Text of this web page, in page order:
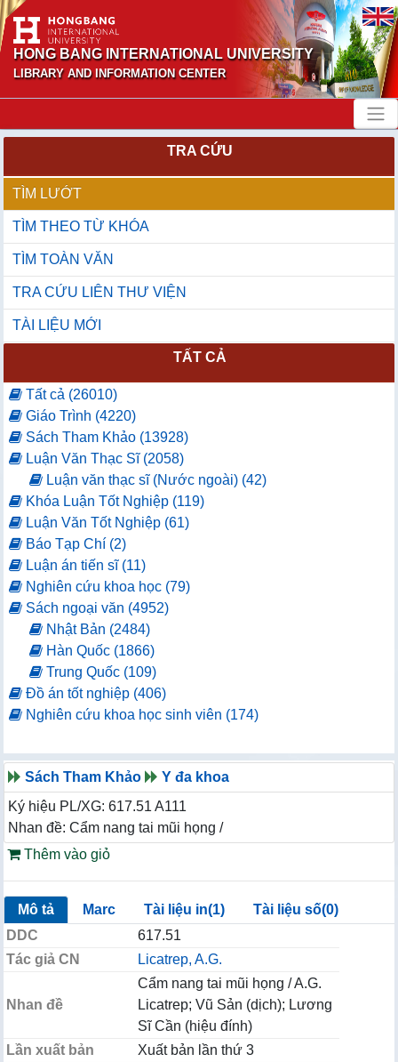
HONG BANG INTERNATIONAL UNIVERSITY
LIBRARY AND INFORMATION CENTER
TRA CỨU
TÌM LƯỚT
TÌM THEO TỪ KHÓA
TÌM TOÀN VĂN
TRA CỨU LIÊN THƯ VIỆN
TÀI LIỆU MỚI
TẤT CẢ
Tất cả (26010)
Giáo Trình (4220)
Sách Tham Khảo (13928)
Luận Văn Thạc Sĩ (2058)
Luận văn thạc sĩ (Nước ngoài) (42)
Khóa Luận Tốt Nghiệp (119)
Luận Văn Tốt Nghiệp (61)
Báo Tạp Chí (2)
Luận án tiến sĩ (11)
Nghiên cứu khoa học (79)
Sách ngoại văn (4952)
Nhật Bản (2484)
Hàn Quốc (1866)
Trung Quốc (109)
Đồ án tốt nghiệp (406)
Nghiên cứu khoa học sinh viên (174)
Sách Tham Khảo
Y đa khoa
Ký hiệu PL/XG: 617.51 A111
Nhan đề: Cẩm nang tai mũi họng /
Thêm vào giỏ
Mô tả Marc Tài liệu in(1)
Tài liệu số(0)
DDC
617.51
Tác giả CN
Licatrep, A.G.
Nhan đề
Cẩm nang tai mũi họng / A.G.
Licatrep; Vũ Sản (dịch); Lương
Sĩ Cần (hiệu đính)
Lần xuất bản
Xuất bản lần thứ 3